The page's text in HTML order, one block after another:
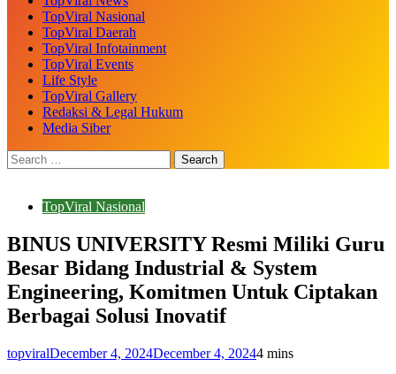
TopViral Nasional
TopViral Daerah
TopViral Infotainment
TopViral Events
Life Style
TopViral Gallery
Redaksi & Legal Hukum
Media Siber
TopViral Nasional
BINUS UNIVERSITY Resmi Miliki Guru
Besar Bidang Industrial & System
Engineering, Komitmen Untuk Ciptakan
Berbagai Solusi Inovatif
topviralDecember 4, 2024December 4, 20244 mins